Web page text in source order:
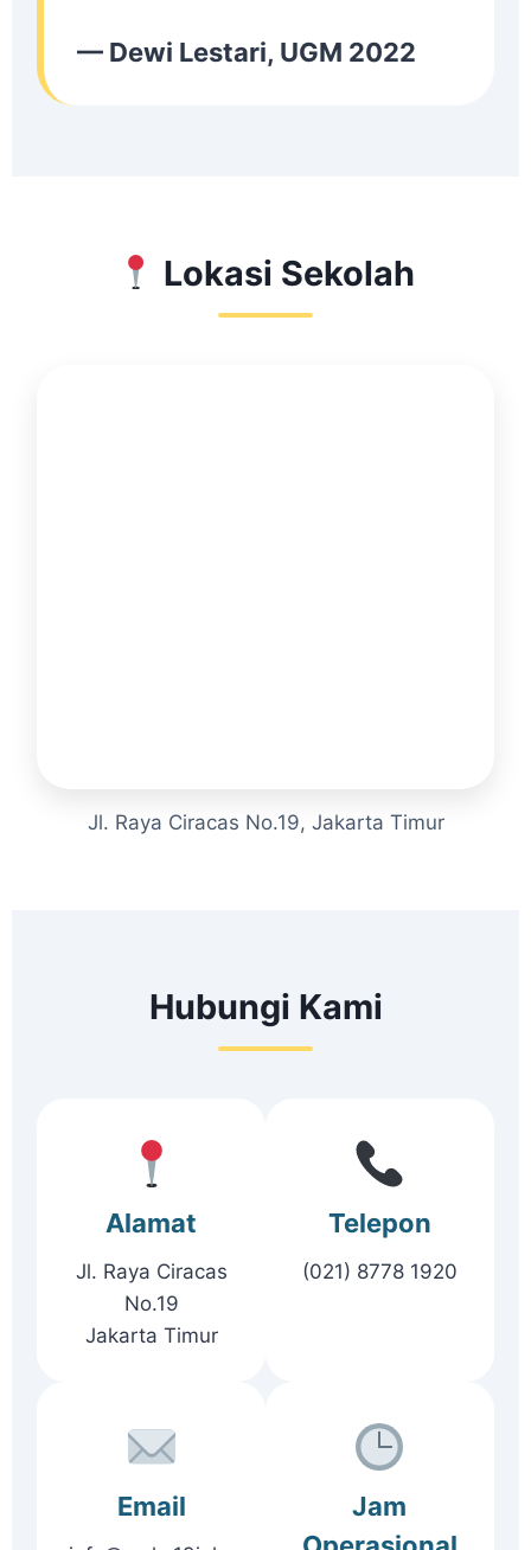
— Dewi Lestari, UGM 2022
Lokasi Sekolah
Jl. Raya Ciracas No.19, Jakarta Timur
Hubungi Kami
Alamat
Jl. Raya Ciracas
No.19
Jakarta Timur
Telepon
(021) 8778 1920
Email
Jam